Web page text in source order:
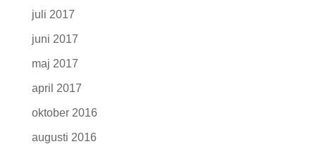
juli 2017
juni 2017
maj 2017
april 2017
oktober 2016
augusti 2016